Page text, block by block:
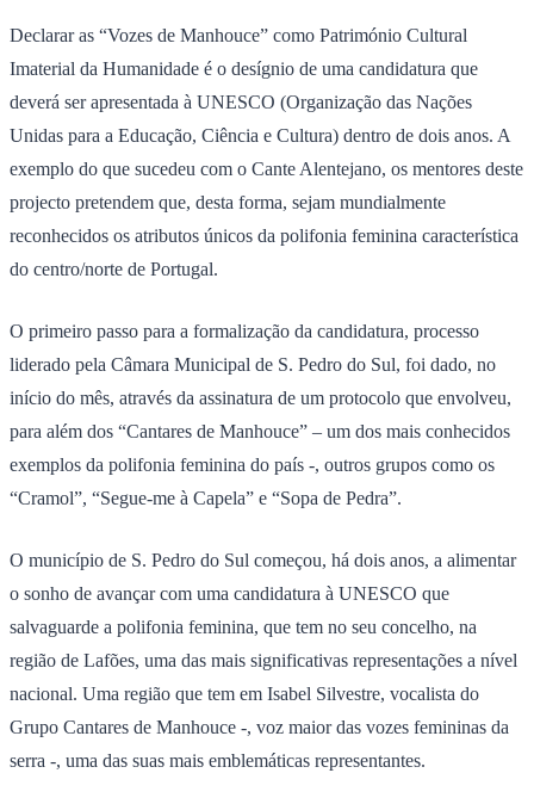
Declarar as “Vozes de Manhouce” como Património Cultural
Imaterial da Humanidade é o desígnio de uma candidatura que
deverá ser apresentada à UNESCO (Organização das Nações
Unidas para a Educação, Ciência e Cultura) dentro de dois anos. A
exemplo do que sucedeu com o Cante Alentejano, os mentores deste
projecto pretendem que, desta forma, sejam mundialmente
reconhecidos os atributos únicos da polifonia feminina característica
do centro/norte de Portugal.
O primeiro passo para a formalização da candidatura, processo
liderado pela Câmara Municipal de S. Pedro do Sul, foi dado, no
início do mês, através da assinatura de um protocolo que envolveu,
para além dos “Cantares de Manhouce” – um dos mais conhecidos
exemplos da polifonia feminina do país -, outros grupos como os
“Cramol”, “Segue-me à Capela” e “Sopa de Pedra”.
O município de S. Pedro do Sul começou, há dois anos, a alimentar
o sonho de avançar com uma candidatura à UNESCO que
salvaguarde a polifonia feminina, que tem no seu concelho, na
região de Lafões, uma das mais significativas representações a nível
nacional. Uma região que tem em Isabel Silvestre, vocalista do
Grupo Cantares de Manhouce -, voz maior das vozes femininas da
serra -, uma das suas mais emblemáticas representantes.